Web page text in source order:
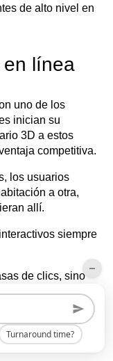
de alto nivel en
en línea
uno de los
inician su
3D a estos
competitiva.
los usuarios
a otra,
allí.
siempre
de clics, sino
a formar
Cierra la brecha
haciendo que
más efectivas.
Turnaround time?